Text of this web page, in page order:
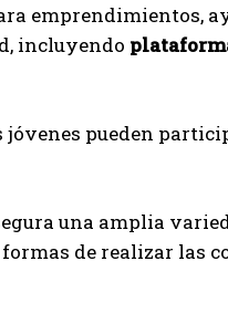
emprendimientos,
incluyendo
jóvenes pueden
una amplia
de realizar las